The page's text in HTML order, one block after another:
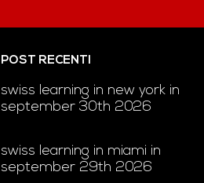
POST RECENTI
swiss learning in new york in
september 30th 2026
swiss learning in miami in
september 29th 2026